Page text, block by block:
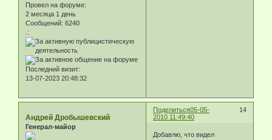
Провел на форуме:
2 месяца 1 день
Сообщений: 6240
.:
Последний визит:
13-07-2023 20:48:32
Поделиться 14
05-05-
2010 11:49:40
Андрей Дробышевский
Генерал-майор
Добавлю, что видел